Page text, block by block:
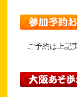
ご予約は上記